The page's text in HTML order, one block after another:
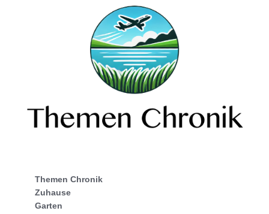
Themen Chronik
Zuhause
Garten